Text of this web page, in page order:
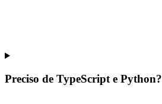
Preciso de TypeScript e Python?